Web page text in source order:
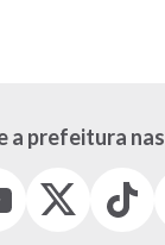
a prefeitura
(Antigo
Tiktok
(link